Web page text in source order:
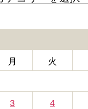
月 火
3 4